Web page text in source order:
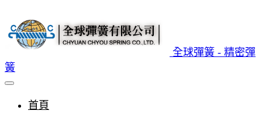
全球彈簧 - 精密彈
簧
首頁